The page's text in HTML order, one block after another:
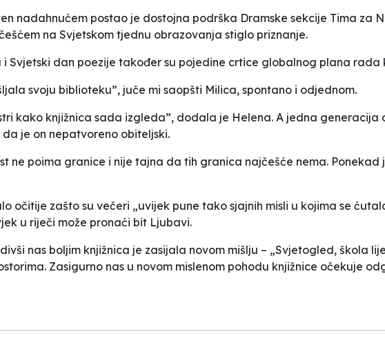
nadahnućem postao je dostojna podrška Dramske sekcije Tima za
na Svjetskom tjednu obrazovanja stiglo priznanje.
Svjetski dan poezije također su pojedine crtice globalnog plana
svoju biblioteku”, juče mi saopšti Milica, spontano i odjednom.
kako knjižnica sada izgleda”, dodala je Helena. A jedna
je on nepatvoreno obiteljski.
ne poima granice i nije tajna da tih granica najčešće nema.
očitije zašto su večeri „uvijek pune tako sjajnih misli u kojima se
u riječi može pronaći bit Ljubavi.
nas boljim knjižnica je zasijala novom mišlju – „Svjetogled, škola
Zasigurno nas u novom mislenom pohodu knjižnice očekuje